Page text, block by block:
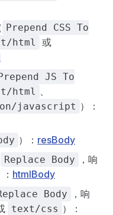
Prepend CSS To
html 或
JS To
html 、
javascript ）：
）： resBody
Replace Body
，响
htmlBody
Body
，响
text/css ）：